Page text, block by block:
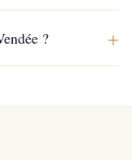
? +